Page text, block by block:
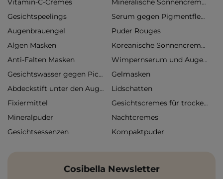
Vitamin-C-Cremes
Mineralische Sonnencremes
Gesichtspeelings Serum gegen Pigmentflecken
Augenbrauengel
Puder Rouges
Algen Masken
Koreanische Sonnencremes
Anti-Falten Masken
Wimpernserum und Augenbrauenserum
Gesichtswasser gegen Pickel
Gelmasken
Abdeckstift unter den Augen
Lidschatten
Fixiermittel
Gesichtscremes für trockene Haut
Mineralpuder
Nachtcremes
Gesichtsessenzen
Kompaktpuder
Cosibella Newsletter